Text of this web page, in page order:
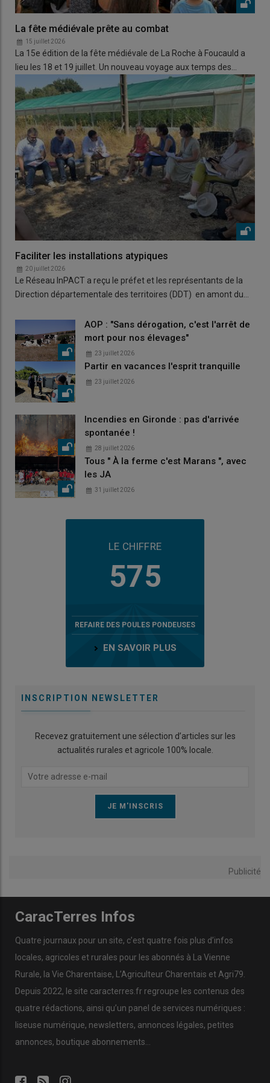
La fête médiévale prête au combat
15 juillet 2026
La 15e édition de la fête médiévale de La Roche à Foucauld a
lieu les 18 et 19 juillet. Un nouveau voyage aux temps des…
Faciliter les installations atypiques
20 juillet 2026
Le Réseau InPACT a reçu le préfet et les représentants de la
Direction départementale des territoires (DDT) en amont du…
AOP : "Sans dérogation, c'est l'arrêt de
mort pour nos élevages"
23 juillet 2026
Partir en vacances l'esprit tranquille
23 juillet 2026
Incendies en Gironde : pas d'arrivée
spontanée !
28 juillet 2026
Tous " À la ferme c'est Marans ", avec
les JA
31 juillet 2026
LE CHIFFRE
575
REFAIRE DES POULES PONDEUSES
EN SAVOIR PLUS
INSCRIPTION NEWSLETTER
Recevez gratuitement une sélection d’articles sur les
actualités rurales et agricole 100% locale.
Publicité
CaracTerres Infos
Quatre journaux pour un site, c’est quatre fois plus d’infos
locales, agricoles et rurales pour les abonnés à La Vienne
Rurale, la Vie Charentaise, L’Agriculteur Charentais et Agri79.
Depuis 2022, le site caracterres.fr regroupe les contenus des
quatre rédactions, ainsi qu’un panel de services numériques :
liseuse numérique, newsletters, annonces légales, petites
annonces, boutique abonnements…